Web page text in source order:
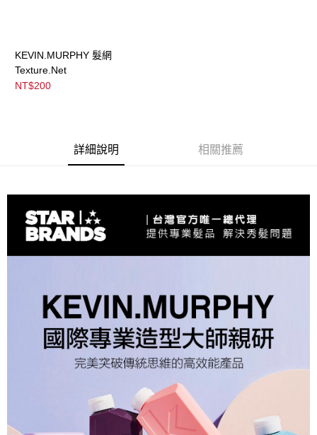
時審查核予不同之上限額度；若仍有額度不足之情形，本公司將視審查結果
請求用戶進行身份認證。
恩沛科技股份有限公司將有權停止該用戶之使用額度並採取法律行動。
KEVIN.MURPHY 髮網
Texture.Net
NT$200
詳細說明 相關推薦